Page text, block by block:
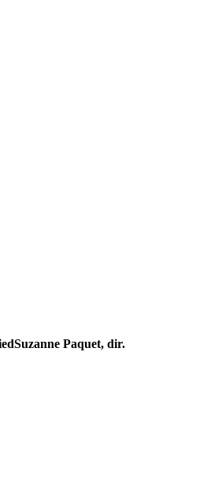
Suzanne Paquet, dir.